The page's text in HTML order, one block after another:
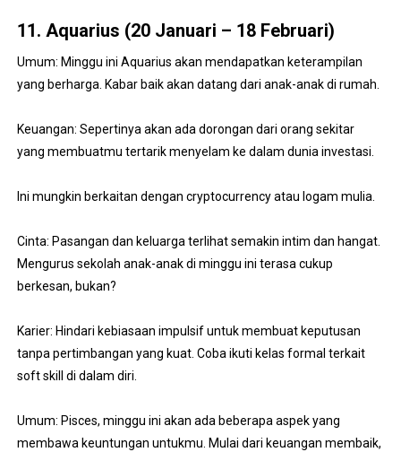
11. Aquarius (20 Januari – 18 Februari)
Umum: Minggu ini Aquarius akan mendapatkan keterampilan
yang berharga. Kabar baik akan datang dari anak-anak di rumah.
Keuangan: Sepertinya akan ada dorongan dari orang sekitar
yang membuatmu tertarik menyelam ke dalam dunia investasi.
Ini mungkin berkaitan dengan cryptocurrency atau logam mulia.
Cinta: Pasangan dan keluarga terlihat semakin intim dan hangat.
Mengurus sekolah anak-anak di minggu ini terasa cukup
berkesan, bukan?
Karier: Hindari kebiasaan impulsif untuk membuat keputusan
tanpa pertimbangan yang kuat. Coba ikuti kelas formal terkait
soft skill di dalam diri.
Umum: Pisces, minggu ini akan ada beberapa aspek yang
membawa keuntungan untukmu. Mulai dari keuangan membaik,